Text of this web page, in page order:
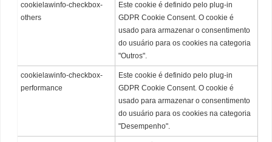
cookielawinfo-checkbox-
others
Este cookie é definido pelo plug-in
GDPR Cookie Consent. O cookie é
usado para armazenar o consentimento
do usuário para os cookies na categoria
"Outros".
cookielawinfo-checkbox-
performance
Este cookie é definido pelo plug-in
GDPR Cookie Consent. O cookie é
usado para armazenar o consentimento
do usuário para os cookies na categoria
"Desempenho".